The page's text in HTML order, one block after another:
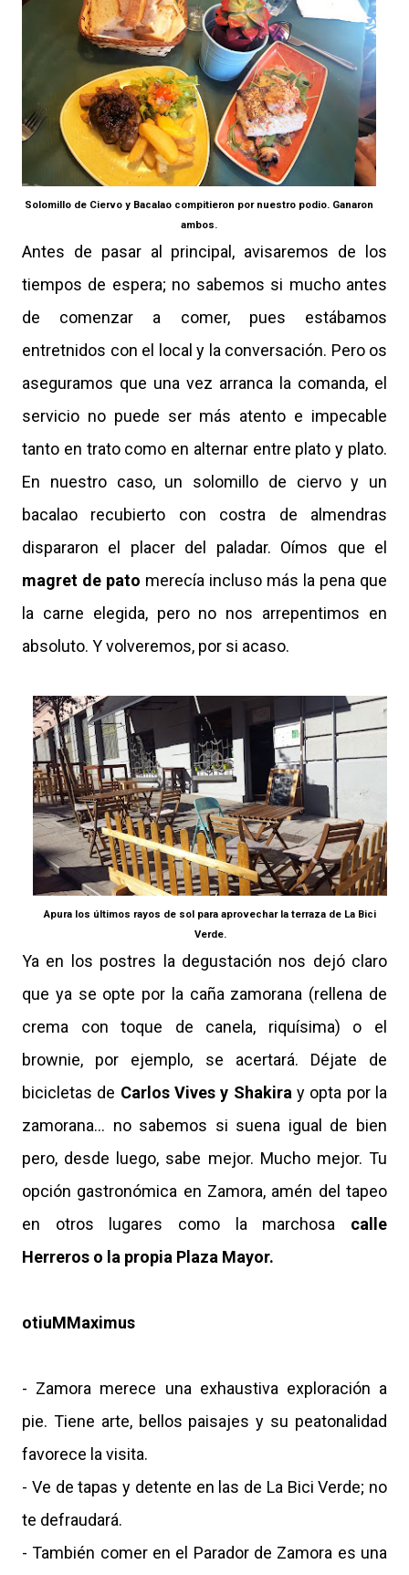
Solomillo de Ciervo y Bacalao compitieron por nuestro podio. Ganaron
ambos.
Antes de pasar al principal, avisaremos de los
tiempos de espera; no sabemos si mucho antes
de comenzar a comer, pues estábamos
entretnidos con el local y la conversación. Pero os
aseguramos que una vez arranca la comanda, el
servicio no puede ser más atento e impecable
tanto en trato como en alternar entre plato y plato.
En nuestro caso, un solomillo de ciervo y un
bacalao recubierto con costra de almendras
dispararon el placer del paladar. Oímos que el
magret de pato merecía incluso más la pena que
la carne elegida, pero no nos arrepentimos en
absoluto. Y volveremos, por si acaso.
Apura los últimos rayos de sol para aprovechar la terraza de La Bici
Verde.
Ya en los postres la degustación nos dejó claro
que ya se opte por la caña zamorana (rellena de
crema con toque de canela, riquísima) o el
brownie, por ejemplo, se acertará. Déjate de
bicicletas de Carlos Vives y Shakiray opta por la
zamorana... no sabemos si suena igual de bien
pero, desde luego, sabe mejor. Mucho mejor. Tu
opción gastronómica en Zamora, amén del tapeo
en otros lugares como la marchosa calle
Herreros o la propia Plaza Mayor.
otiuMMaximus
- Zamora merece una exhaustiva exploración a
pie. Tiene arte, bellos paisajes y su peatonalidad
favorece la visita.
- Ve de tapas y detente en las de La Bici Verde; no
te defraudará.
- También comer en el Parador de Zamora es una